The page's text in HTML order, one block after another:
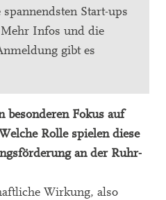
Start-ups
Infos und die
gibt es
besonderen Fokus auf
Rolle spielen diese
an der Ruhr-
Wirkung, also